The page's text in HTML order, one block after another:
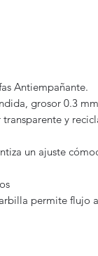
Antiempañante.
grosor 0.3 mm
y
un ajuste
permite flujo